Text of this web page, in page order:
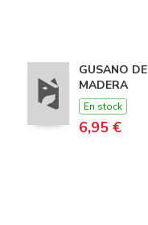
GUSANO DE
MADERA
En stock
6,95 €